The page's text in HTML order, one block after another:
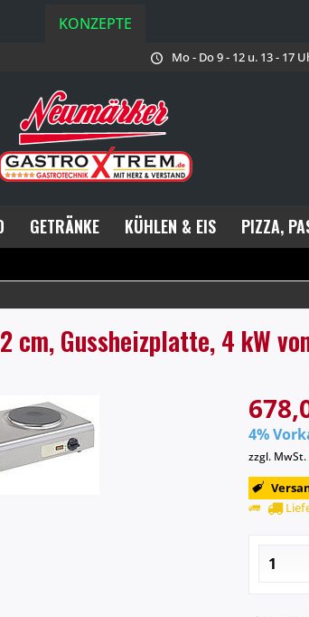
KONZEPTE
Mo - Do 9 - 12 u. 13 - 17
GETRÄNKE KÜHLEN & EIS PIZZA,
cm, Gussheizplatte, 4 kW
4%
zzgl. MwSt.